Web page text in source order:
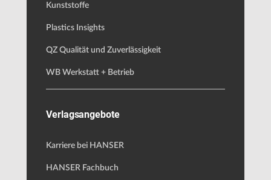
Kunststoffe
Plastics Insights
QZ Qualität und Zuverlässigkeit
WB Werkstatt + Betrieb
Verlagsangebote
Karriere bei HANSER
HANSER Fachbuch